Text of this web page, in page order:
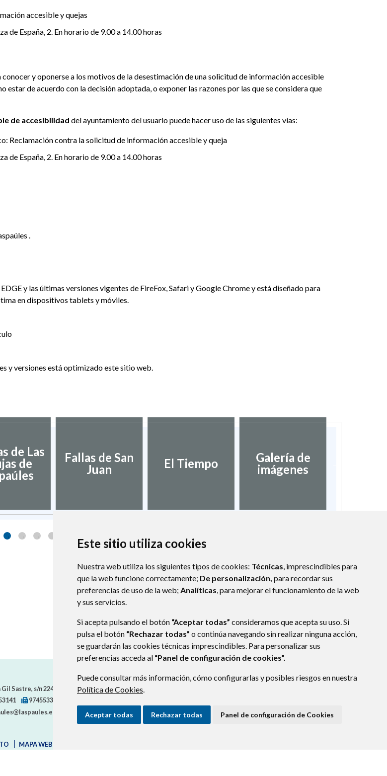
Este sitio utiliza cookies
Nuestra web utiliza los siguientes tipos de cookies: Técnicas, imprescindibles para
que la web funcione correctamente; De personalización, para recordar sus
preferencias de uso de la web; Analíticas, para mejorar el funcionamiento de la web
y sus servicios.
Si acepta pulsando el botón “Aceptar todas” consideramos que acepta su uso. Si
pulsa el botón “Rechazar todas” o continúa navegando sin realizar ninguna acción,
se guardarán las cookies técnicas imprescindibles. Para personalizar sus
preferencias acceda al “Panel de configuración de cookies”.
Puede consultar más información, cómo configurarlas y posibles riesgos en nuestra
Política de Cookies.
Aceptar todas Rechazar todas Panel de configuración de Cookies
accesible y quejas
de España, 2. En horario de 9.00 a 14.00 horas
y oponerse a los motivos de la desestimación de una solicitud de información accesible
estar de acuerdo con la decisión adoptada, o exponer las razones por las que se considera que
de accesibilidad del ayuntamiento del usuario puede hacer uso de las siguientes vías:
Reclamación contra la solicitud de información accesible y queja
de España, 2. En horario de 9.00 a 14.00 horas
.
y las últimas versiones vigentes de FireFox, Safari y Google Chrome y está diseñado para
en dispositivos tablets y móviles.
y versiones está optimizado este sitio web.
de Las
de
Fallas de San
Juan
El Tiempo
Galería de
imágenes
Gil Sastre, s/n22471 LASPAÚLES (HUESCA) - ARAGÓN
974553367
MAPA WEB